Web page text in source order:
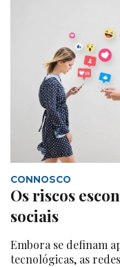
CONNOSCO
Os riscos
sociais
Embora se definam
tecnológicas, as